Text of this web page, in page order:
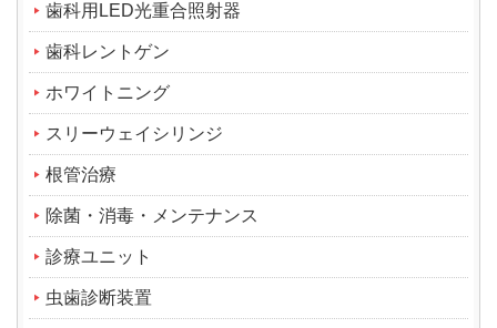
歯科用LED光重合照射器
歯科レントゲン
ホワイトニング
スリーウェイシリンジ
根管治療
除菌・消毒・メンテナンス
診療ユニット
虫歯診断装置